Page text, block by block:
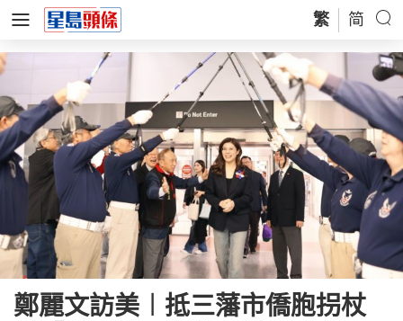
繁 简
鄭麗文訪美︱抵三藩市僑胞拐杖